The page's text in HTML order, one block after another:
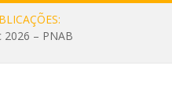
2026 – PNAB